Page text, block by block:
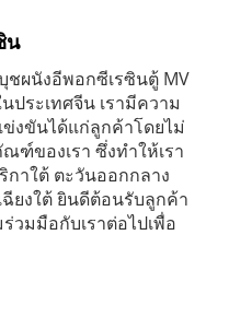
น
ชผนังอีพอกซีเรซินตู้ MV
ระเทศจีน เรามีความ
งขันได้แก่ลูกค้าโดยไม่
ฑ์ของเรา ซึ่งทำให้เรา
าใต้ ตะวันออกกลาง
ยงใต้ ยินดีต้อนรับลูกค้า
วมมือกับเราต่อไปเพื่อ